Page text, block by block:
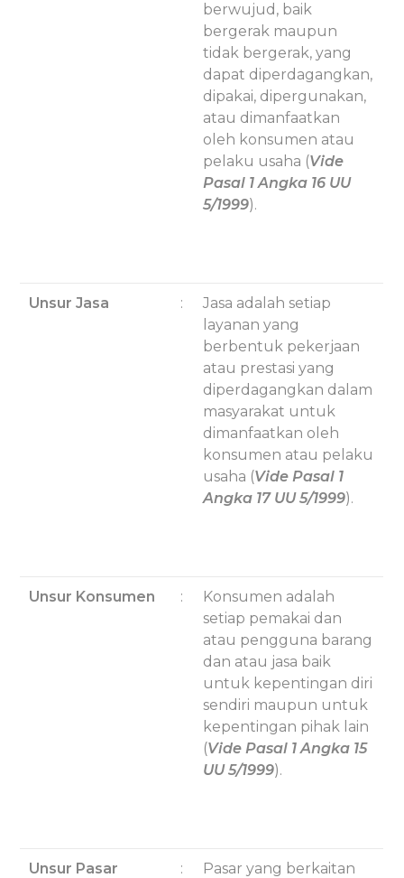
berwujud, baik
bergerak maupun
tidak bergerak, yang
dapat diperdagangkan,
dipakai, dipergunakan,
atau dimanfaatkan
oleh konsumen atau
pelaku usaha (Vide
Pasal 1 Angka 16 UU
5/1999).
Unsur Jasa :
Jasa adalah setiap
layanan yang
berbentuk pekerjaan
atau prestasi yang
diperdagangkan dalam
masyarakat untuk
dimanfaatkan oleh
konsumen atau pelaku
usaha (Vide Pasal 1
Angka 17 UU 5/1999).
Unsur Konsumen :
Konsumen adalah
setiap pemakai dan
atau pengguna barang
dan atau jasa baik
untuk kepentingan diri
sendiri maupun untuk
kepentingan pihak lain
(Vide Pasal 1 Angka 15
UU 5/1999).
Unsur Pasar
:
Pasar yang berkaitan